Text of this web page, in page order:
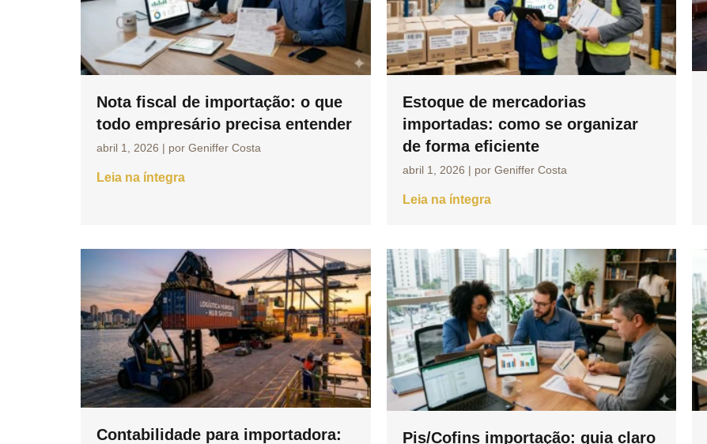
Nota fiscal de importação: o que
todo empresário precisa entender
abril 1, 2026 | por Geniffer Costa
Leia na íntegra
Estoque de mercadorias
importadas: como se organizar
de forma eficiente
abril 1, 2026 | por Geniffer Costa
Leia na íntegra
Contabilidade para importadora: Pis/Cofins importação: guia claro